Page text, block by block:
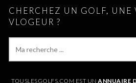
CHERCHEZ UN GOLF, UNE
VLOGEUR ?
TOUSLESGOLFS.COM EST UNANNUAIRE